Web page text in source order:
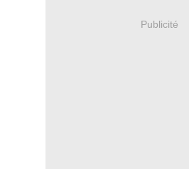
Publicité